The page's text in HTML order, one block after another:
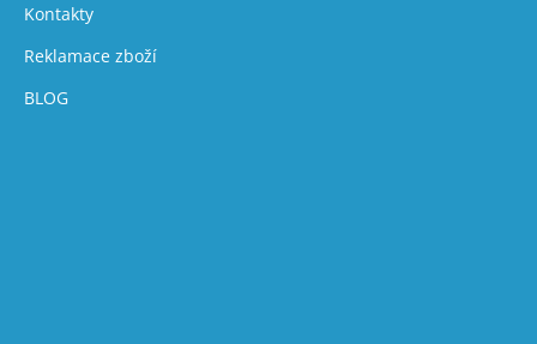
Kontakty
Reklamace zboží
BLOG